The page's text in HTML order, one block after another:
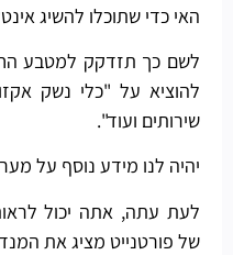
האי כדי שתוכלו להשיג
לשם כך תזדקק למטבע
להוציא על "כלי נשק
שירותים ועוד".
יהיה לנו מידע נוסף על
לעת עתה, אתה יכול
של פורטנייט מציג את